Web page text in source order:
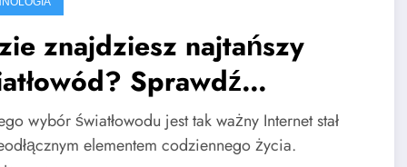
znajdziesz najtańszy
Sprawdź
ofert
wybór światłowodu jest tak ważny Internet stał
elementem codziennego życia.